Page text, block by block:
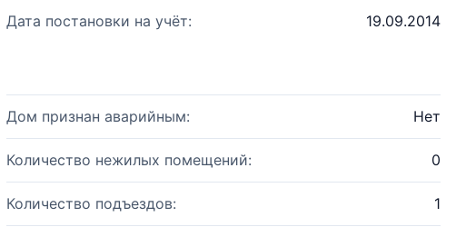
Дата постановки на учёт: 19.09.2014
Дом признан аварийным: Нет
Количество нежилых помещений: 0
Количество подъездов: 1